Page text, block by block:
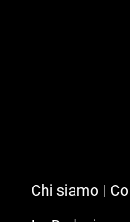
Chi siamo |